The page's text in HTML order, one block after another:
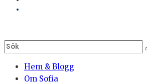
Hem & Blogg
Om Sofia